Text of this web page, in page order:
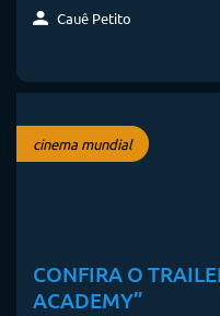
Cauê Petito
cinema mundial
CONFIRA O
ACADEMY”